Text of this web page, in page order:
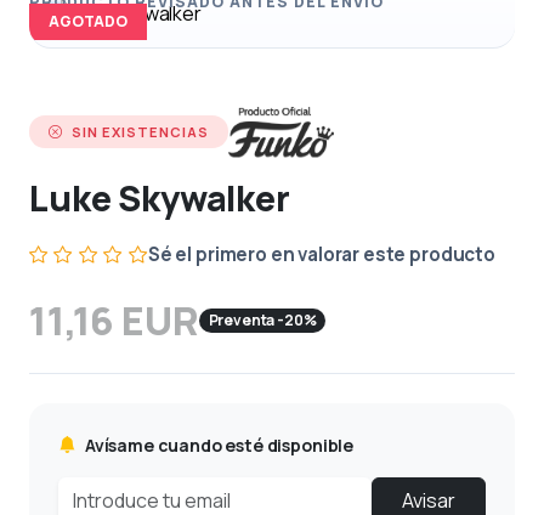
AGOTADO
SIN EXISTENCIAS
Luke Skywalker
Sé el primero en valorar este producto
11,16 EUR Preventa -20%
Avísame cuando esté disponible
Avisar